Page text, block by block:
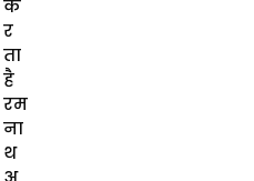
क
र
ता
है
रम
ना
थ